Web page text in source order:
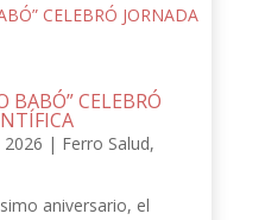
BABÓ” CELEBRÓ
| Ferro Salud,
aniversario, el